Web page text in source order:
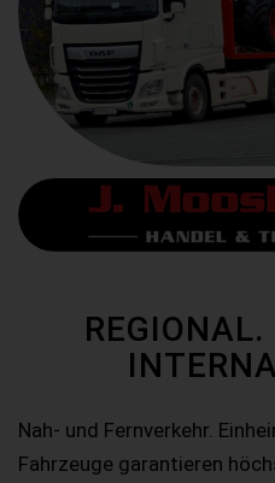
Nah- und Fernverkehr.
Fahrzeuge garantieren